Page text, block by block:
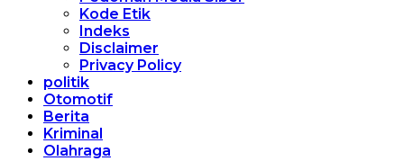
Kode Etik
Indeks
Disclaimer
Privacy Policy
politik
Otomotif
Berita
Kriminal
Olahraga